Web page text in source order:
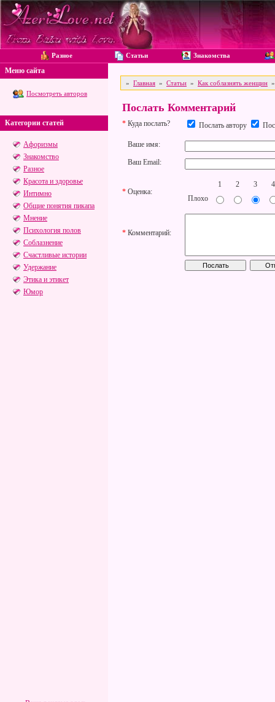
Разное Статьи Знакомства
Меню сайта
Посмотреть авторов
Категории статей
Афоризмы
Знакомство
Разное
Красота и здоровье
Интимно
Общие понятия пикапа
Мнение
Психология полов
Соблазнение
Счастливые истории
Удержание
Этика и этикет
Юмор
» Главная » Статьи » Как соблазнять женщин
Послать Комментарий
* Куда послать? Послать автору
Ваше имя:
Ваш Email:
* Оценка:
1 2 3
4
Плохо
* Комментарий: